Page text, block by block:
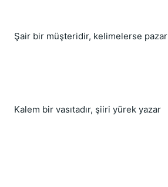
Şair bir müşteridir, kelimelerse pazar
Kalem bir vasıtadır, şiiri yürek yazar